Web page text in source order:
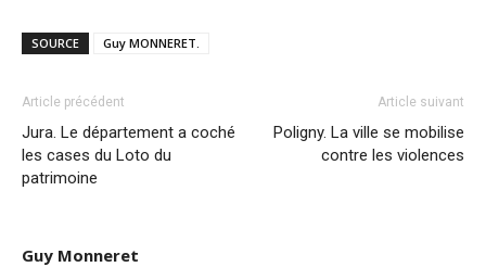
SOURCE Guy MONNERET.
Article précédent
Jura. Le département a coché
les cases du Loto du
patrimoine
Article suivant
Poligny. La ville se mobilise
contre les violences
Guy Monneret